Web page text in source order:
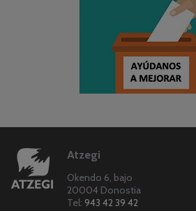
Atzegi
Okendo 6, bajo
20004 Donostia
Tel: 943 42 39 42